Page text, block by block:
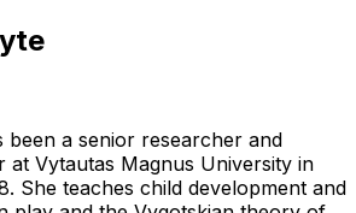
been a senior researcher and
at Vytautas Magnus University in
She teaches child development and